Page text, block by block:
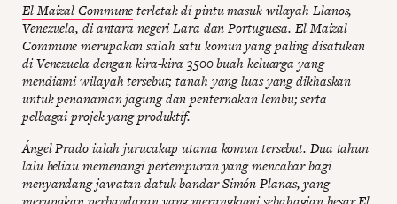
El Maizal Communeterletak di pintu masuk wilayah Llanos,
Venezuela, di antara negeri Lara dan Portuguesa. El Maizal
Commune merupakan salah satu komun yang paling disatukan
di Venezuela dengan kira-kira 3500 buah keluarga yang
mendiami wilayah tersebut; tanah yang luas yang dikhaskan
untuk penanaman jagung dan penternakan lembu; serta
pelbagai projek yang produktif.
Ángel Prado ialah jurucakap utama komun tersebut. Dua tahun
lalu beliau memenangi pertempuran yang mencabar bagi
menyandang jawatan datuk bandar Simón Planas, yang